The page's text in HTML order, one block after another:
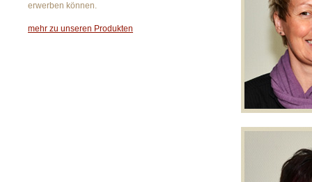
erwerben können.
mehr zu unseren Produkten